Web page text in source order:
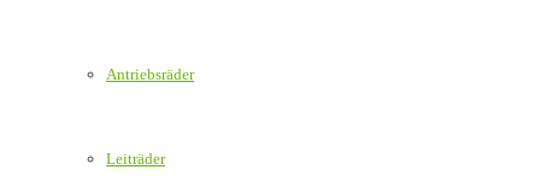
Antriebsräder
Leiträder